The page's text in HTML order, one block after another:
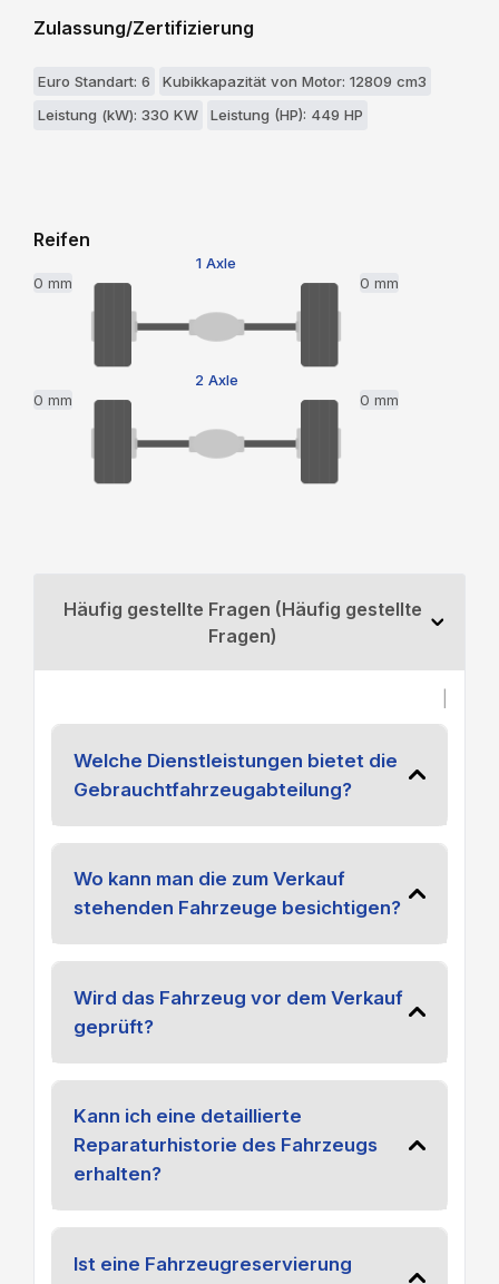
Zulassung/Zertifizierung
Euro Standart: 6
Kubikkapazität von Motor: 12809 cm3
Leistung (kW): 330 KW
Leistung (HP): 449 HP
Reifen
1 Axle
0 mm
0 mm
2 Axle
0 mm
0 mm
Häufig gestellte Fragen (Häufig gestellte
Fragen)
Welche Dienstleistungen bietet die
Gebrauchtfahrzeugabteilung?
Wo kann man die zum Verkauf
stehenden Fahrzeuge besichtigen?
Wird das Fahrzeug vor dem Verkauf
geprüft?
Kann ich eine detaillierte
Reparaturhistorie des Fahrzeugs
erhalten?
Ist eine Fahrzeugreservierung